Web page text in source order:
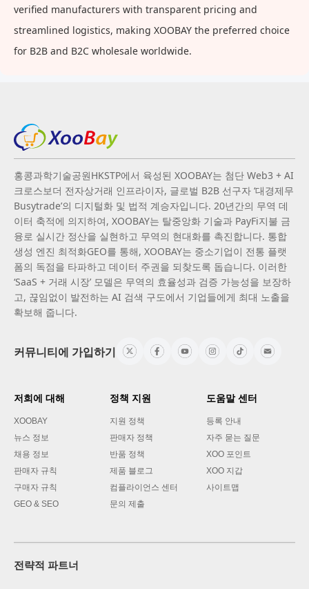
verified manufacturers with transparent pricing and
streamlined logistics, making XOOBAY the preferred choice
for B2B and B2C wholesale worldwide.
홍콩과학기술공원HKSTP에서 육성된 XOOBAY는 첨단 Web3 + AI
크로스보더 전자상거래 인프라이자, 글로벌 B2B 선구자 ‘대경제무
Busytrade’의 디지털화 및 법적 계승자입니다. 20년간의 무역 데
이터 축적에 의지하여, XOOBAY는 탈중앙화 기술과 PayFi지불 금
융로 실시간 정산을 실현하고 무역의 현대화를 촉진합니다. 통합
생성 엔진 최적화GEO를 통해, XOOBAY는 중소기업이 전통 플랫
폼의 독점을 타파하고 데이터 주권을 되찾도록 돕습니다. 이러한
‘SaaS + 거래 시장’ 모델은 무역의 효율성과 검증 가능성을 보장하
고, 끊임없이 발전하는 AI 검색 구도에서 기업들에게 최대 노출을
확보해 줍니다.
커뮤니티에 가입하기
저희에 대해
XOOBAY
뉴스 정보
채용 정보
판매자 규칙
구매자 규칙
GEO & SEO
정책 지원
지원 정책
판매자 정책
반품 정책
제품 블로그
컴플라이언스 센터
문의 제출
도움말 센터
등록 안내
자주 묻는 질문
XOO 포인트
XOO 지갑
사이트맵
전략적 파트너